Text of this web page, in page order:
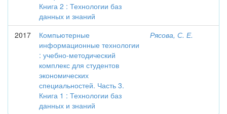
Книга 2 : Технологии баз
данных и знаний
2017
Компьютерные
информационные технологии
: учебно-методический
комплекс для студентов
экономических
специальностей. Часть 3.
Книга 1 : Технологии баз
данных и знаний
Рясова, С. Е.